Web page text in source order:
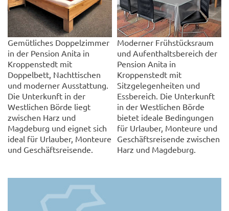
Gemütliches Doppelzimmer
in der Pension Anita in
Kroppenstedt mit
Doppelbett, Nachttischen
und moderner Ausstattung.
Die Unterkunft in der
Westlichen Börde liegt
zwischen Harz und
Magdeburg und eignet sich
ideal für Urlauber, Monteure
und Geschäftsreisende.
Moderner Frühstücksraum
und Aufenthaltsbereich der
Pension Anita in
Kroppenstedt mit
Sitzgelegenheiten und
Essbereich. Die Unterkunft
in der Westlichen Börde
bietet ideale Bedingungen
für Urlauber, Monteure und
Geschäftsreisende zwischen
Harz und Magdeburg.